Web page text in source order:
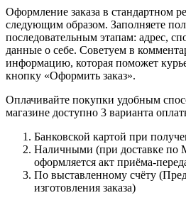
Оформление заказа в стандартном
следующим образом. Заполняете
последовательным этапам: адрес,
данные о себе. Советуем в
информацию, которая поможет
кнопку «Оформить заказ».
Оплачивайте покупки удобным
магазине доступно 3 варианта
Банковской картой при
Наличными (при доставке
оформляется акт приёма-
По выставленному счёту
изготовления заказа)